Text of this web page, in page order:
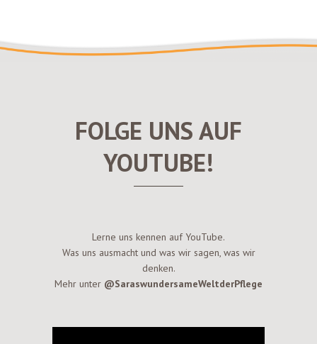
FOLGE UNS AUF
YOUTUBE!
Lerne uns kennen auf YouTube.
Was uns ausmacht und was wir sagen, was wir
denken.
Mehr unter @SaraswundersameWeltderPflege